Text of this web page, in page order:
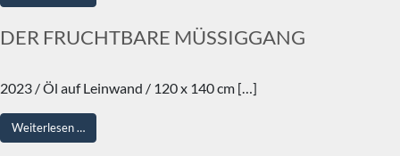
DER FRUCHTBARE MÜSSIGGANG
2023 / Öl auf Leinwand / 120 x 140 cm […]
Weiterlesen …